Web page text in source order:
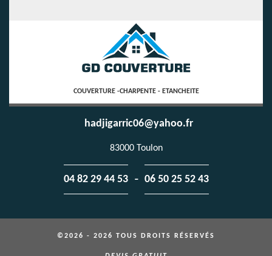
COUVERTURE -CHARPENTE - ETANCHEITE
hadjigarric06@yahoo.fr
83000 Toulon
04 82 29 44 53 - 06 50 25 52 43
©2026 - 2026 TOUS DROITS RÉSERVÉS